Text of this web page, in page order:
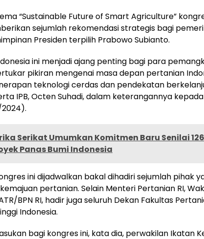
“Sustainable Future of Smart Agriculture”
sejumlah rekomendasi strategis bagi
Presiden terpilih Prabowo Subianto.
ini menjadi ajang penting bagi para
pikiran mengenai masa depan pertanian
teknologi cerdas dan pendekatan
IPB, Octen Suhadi, dalam keterangannya
Serikat Umumkan Komitmen Baru Senilai
Panas Bumi Indonesia
ini dijadwalkan bakal dihadiri sejumlah pihak
pertanian. Selain Menteri Pertanian RI,
BPN RI, hadir juga seluruh Dekan Fakultas
Indonesia.
bagi kongres ini, kata dia, perwakilan Ikatan